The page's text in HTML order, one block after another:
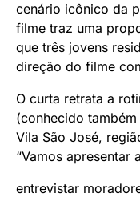
cenário icônico da
filme traz uma
que três jovens
direção do filme
O curta retrata a
(conhecido
Vila São José,
“Vamos apresentar
entrevistar